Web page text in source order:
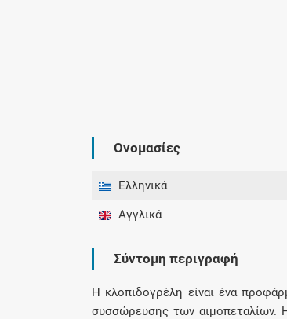
Ονομασίες
Ελληνικά
Αγγλικά
Σύντομη περιγραφή
Η κλοπιδογρέλη είναι ένα
συσσώρευσης των αιμοπεταλίων.